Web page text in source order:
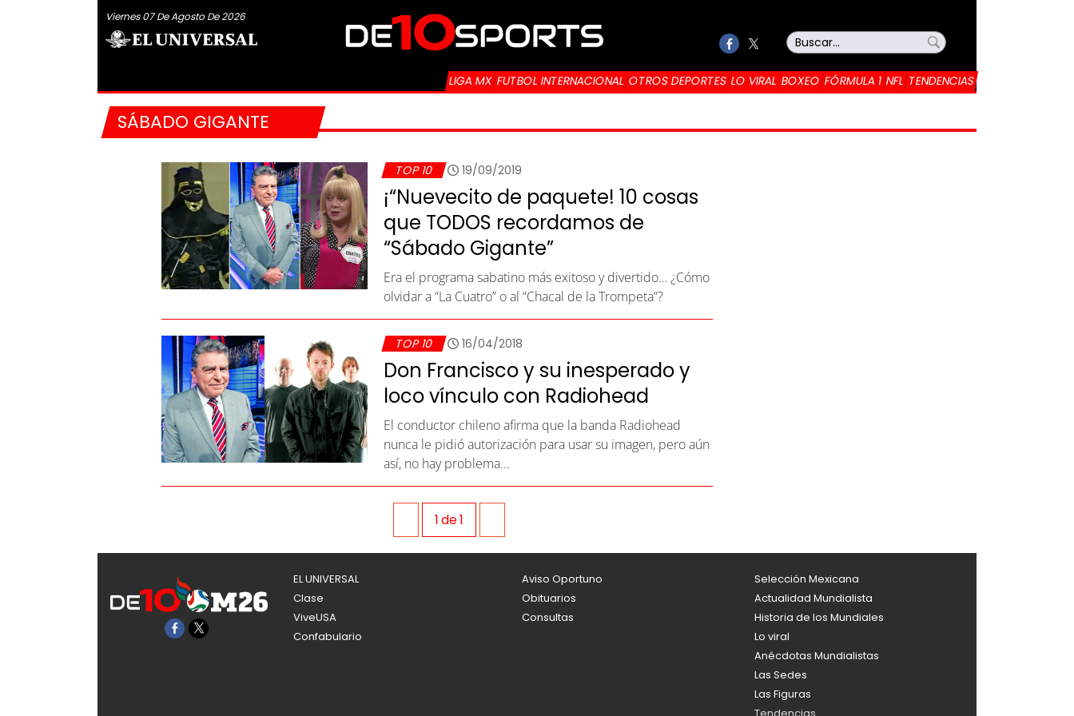
Viernes 07 De Agosto De 2026
LIGA MX FUTBOL INTERNACIONAL OTROS DEPORTES LO VIRAL BOXEO FÓRMULA 1 NFL TENDENCIAS
SÁBADO GIGANTE
TOP 10 19/09/2019
¡“Nuevecito de paquete! 10 cosas
que TODOS recordamos de
“Sábado Gigante”
Era el programa sabatino más exitoso y divertido… ¿Cómo
olvidar a “La Cuatro” o al “Chacal de la Trompeta”?
TOP 10 16/04/2018
Don Francisco y su inesperado y
loco vínculo con Radiohead
El conductor chileno afirma que la banda Radiohead
nunca le pidió autorización para usar su imagen, pero aún
así, no hay problema...
1de1
EL UNIVERSAL
Clase
ViveUSA
Confabulario
Aviso Oportuno
Obituarios
Consultas
Selección Mexicana
Actualidad Mundialista
Historia de los Mundiales
Lo viral
Anécdotas Mundialistas
Las Sedes
Las Figuras